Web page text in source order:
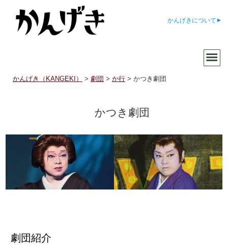
かんげきについて
かんげき（KANGEKI） >劇団 >か行 >かつき劇団
かつき劇団
劇団紹介